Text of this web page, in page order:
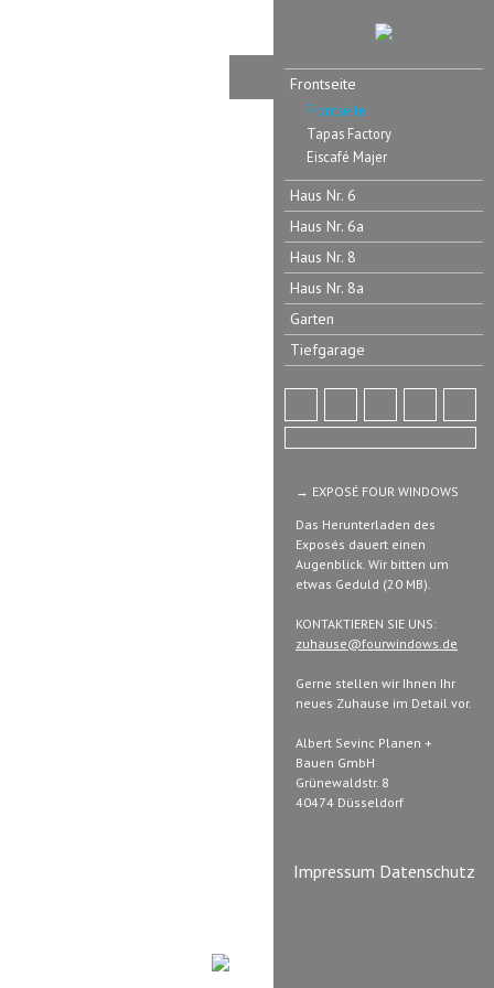
Frontseite
Frontseite
Tapas Factory
Eiscafé Majer
Haus Nr. 6
Haus Nr. 6a
Haus Nr. 8
Haus Nr. 8a
Garten
Tiefgarage
→ EXPOSÉ FOUR WINDOWS
Das Herunterladen des
Exposés dauert einen
Augenblick. Wir bitten um
etwas Geduld (20 MB).
KONTAKTIEREN SIE UNS:
zuhause@fourwindows.de
Gerne stellen wir Ihnen Ihr
neues Zuhause im Detail vor.
Albert Sevinc Planen +
Bauen GmbH
Grünewaldstr. 8
40474 Düsseldorf
Impressum Datenschutz